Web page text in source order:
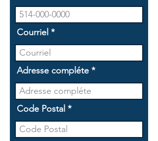
Courriel
Adresse compléte
Code Postal